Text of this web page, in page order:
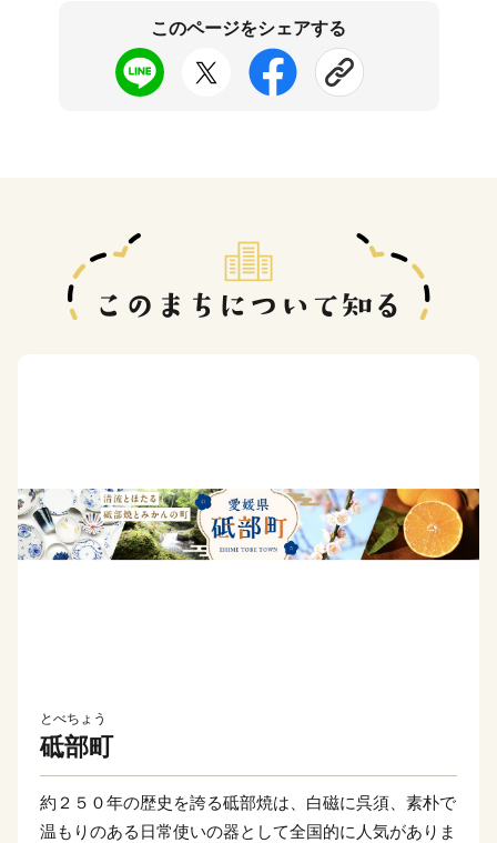
このページをシェアする
とべちょう
砥部町
約２５０年の歴史を誇る砥部焼は、白磁に呉須、素朴で
温もりのある日常使いの器として全国的に人気がありま